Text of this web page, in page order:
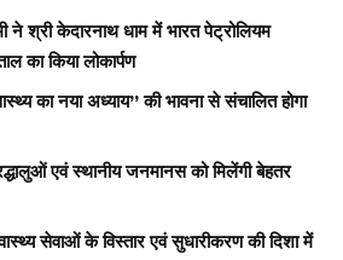
ने श्री केदारनाथ धाम में भारत पेट्रोलियम
का किया लोकार्पण
का नया अध्याय” की भावना से संचालित होगा
एवं स्थानीय जनमानस को मिलेंगी बेहतर
सेवाओं के विस्तार एवं सुधारीकरण की दिशा में